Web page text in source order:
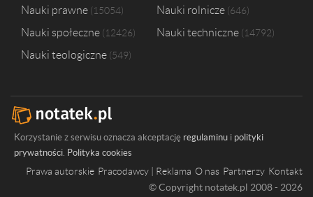
Nauki prawne 15054 Nauki rolnicze 646
Nauki społeczne 12426 Nauki techniczne 14792
Nauki teologiczne 549
Korzystanie z serwisu oznacza akceptację regulaminu i polityki
prywatności. Polityka cookies
Prawa autorskie Pracodawcy | Reklama O nas Partnerzy Kontakt
© Copyright notatek.pl 2008 - 2026